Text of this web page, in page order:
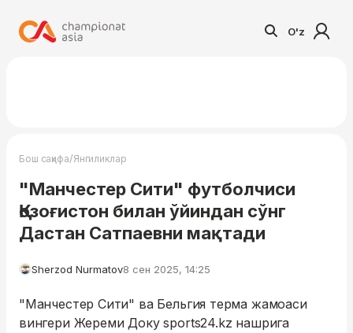
O'z
Бош саҳифа/Янгиликлар
"Манчестер Сити" футболчиси
Қозоғистон билан ўйиндан сўнг
Дастан Сатпаевни мақтади
Sherzod Nurmatov8 сен 2025, 14:25
"Манчестер Сити" ва Бельгия терма жамоаси
вингери Жереми Доку sports24.kz нашрига